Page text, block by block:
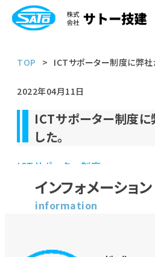
インフォメーション
information
TOP ICTサポーター制度に弊社
2022年04月11日
ICTサポーター制度
した。
ICTサポーター制度